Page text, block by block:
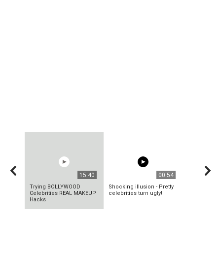
15:40
Trying BOLLYWOOD
Celebrities REAL MAKEUP
Hacks
00:54
Shocking illusion - Pretty
celebrities turn ugly!